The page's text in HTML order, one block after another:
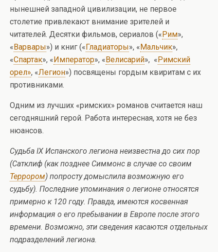
нынешней западной цивилизации, не первое
столетие привлекают внимание зрителей и
читателей. Десятки фильмов, сериалов («Рим»,
«Варвары») и книг («Гладиаторы», «Мальчик»,
«Спартак», «Император», «Велисарий», «Римский
орел», «Легион») посвящены гордым квиритам с их
противниками.
Одним из лучших «римских» романов считается наш
сегодняшний герой. Работа интересная, хотя не без
нюансов.
Судьба IX Испанского легиона неизвестна до сих пор
(Сатклиф (как позднее Симмонс в случае со своим
Террором) попросту домыслила возможную его
судьбу). Последние упоминания о легионе относятся
примерно к 120 году. Правда, имеются косвенная
информация о его пребывании в Европе после этого
времени. Возможно, эти сведения касаются отдельных
подразделений легиона.